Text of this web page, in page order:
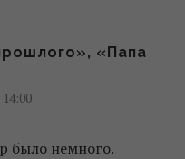
«Папа
14:00
было немного.